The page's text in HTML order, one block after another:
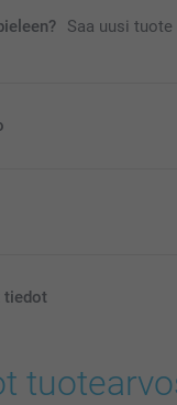
Saa uusi
euroina, sisältävät
tiedot